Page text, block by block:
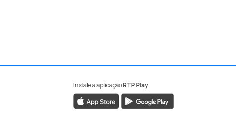
Instale a aplicaçãoRTP Play